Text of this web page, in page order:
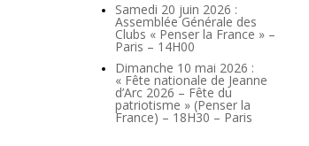
Samedi 20 juin 2026 :
Assemblée Générale des
Clubs « Penser la France » –
Paris – 14H00
Dimanche 10 mai 2026 :
« Fête nationale de Jeanne
d’Arc 2026 – Fête du
patriotisme » (Penser la
France) – 18H30 – Paris